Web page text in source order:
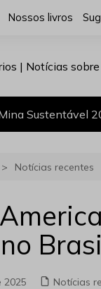
Nossos livros
Sustentável
Notícias recentes
2025 Notícias